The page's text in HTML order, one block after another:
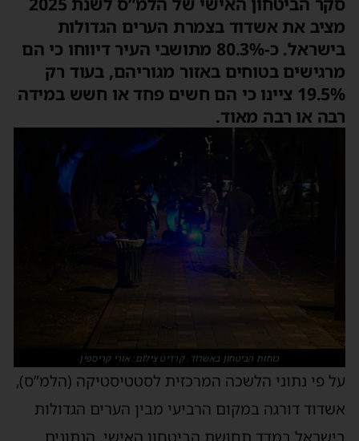
את אשדוד בצמרת הערים הגדולות
בישראל. כ-80.3% מתושבי העיר דיווחו כי הם
בטוחים באזור מגוריהם, בעוד רק
19.5% ציינו כי הם חשים פחד או חשש במידה
או רבה מאוד.
כוחות הביטחון באשדוד. קרדיט צילום: אורי קריספין
פי נתוני הלשכה המרכזית לסטטיסטיקה (הלמ”ס),
דורגה במקום הרביעי מבין הערים הגדולות
במדד תחושת הביטחון האישי. הנתונים